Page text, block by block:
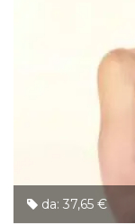
da: 37,65 €